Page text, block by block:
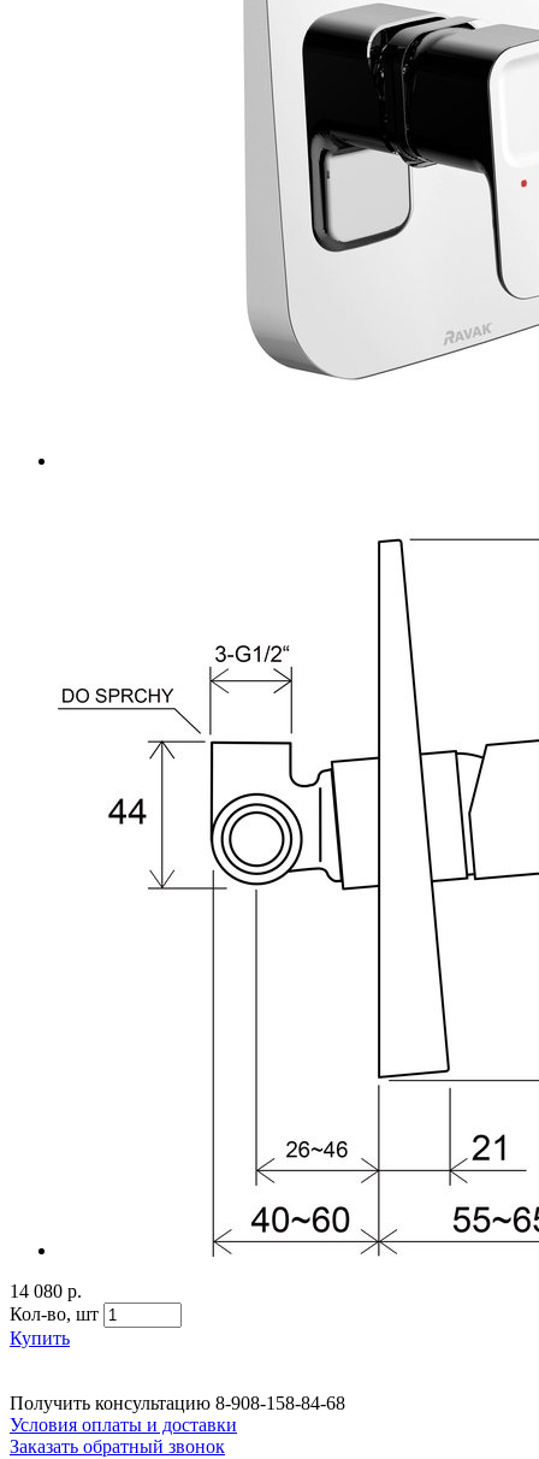
14 080 р.
Кол-во, шт
Купить
Получить консультацию 8-908-158-84-68
Условия оплаты и доставки
Заказать обратный звонок